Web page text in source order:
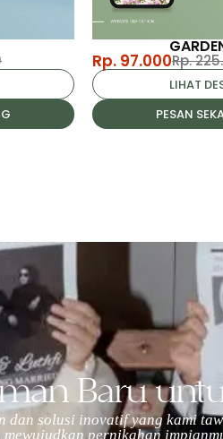
Rp. 97.000Rp.
LIHAT
PESAN
Baru
dan solusi inovatif yang kami
mewujudkan pernikahan